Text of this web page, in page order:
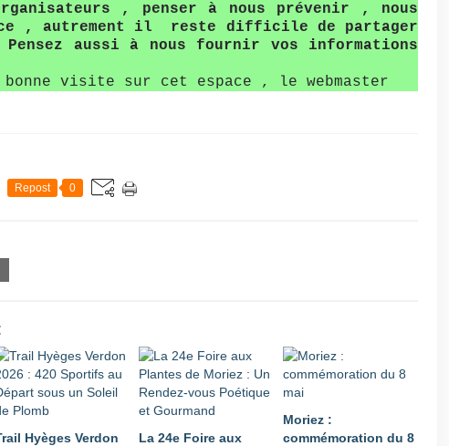
, penser à nous prévenir , nous
, autrement il reste difficile de partager
aussi à nous fournir vos informations
bonne visite sur cet espace , le webmaster
Repost 0
Hyèges Verdon
La 24e Foire aux
Moriez :
commémoration du 8